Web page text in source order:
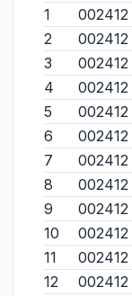
1
002412
2
002412
3
002412
4
002412
5
002412
6
002412
7
002412
8
002412
9
002412
10
002412
11
002412
12
002412